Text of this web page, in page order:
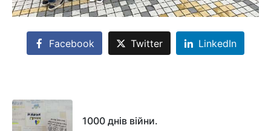
Facebook Twitter LinkedIn
1000 днів війни.